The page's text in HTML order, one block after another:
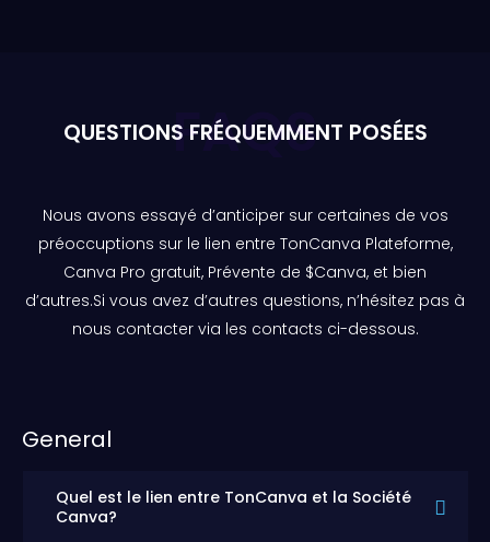
QUESTIONS FRÉQUEMMENT POSÉES
FAQS
Nous avons essayé d’anticiper sur certaines de vos
préoccuptions sur le lien entre TonCanva Plateforme,
Canva Pro gratuit, Prévente de $Canva, et bien
d’autres.Si vous avez d’autres questions, n’hésitez pas à
nous contacter via les contacts ci-dessous.
General
Quel est le lien entre TonCanva et la Société
Canva?